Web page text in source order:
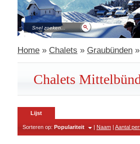
Home » Chalets » Graubünden
Chalets
Lijst
Sorteren op: Populariteit | Naam | Aantal